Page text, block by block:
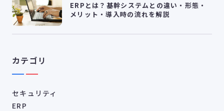
ERPとは？基幹システムとの違い・形態・
メリット・導入時の流れを解説
カテゴリ
セキュリティ
ERP